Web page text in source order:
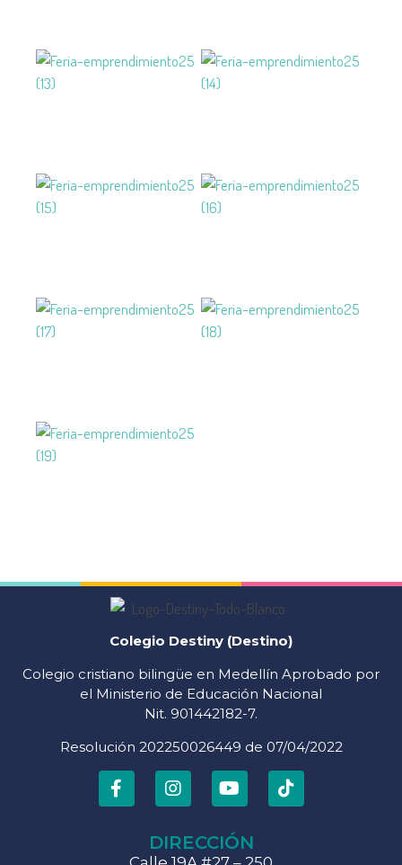
Colegio Destiny (Destino)
Colegio cristiano bilingüe en Medellín Aprobado por
el Ministerio de Educación Nacional
Nit. 901442182-7.
Resolución 202250026449 de 07/04/2022
DIRECCIÓN